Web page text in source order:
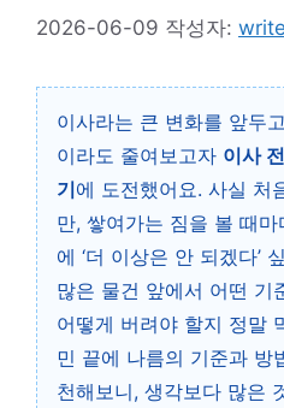
2026-06-09 작성자:
이사라는 큰 변화를 앞두
이라도 줄여보고자 이사
기에 도전했어요. 사실 처
만, 쌓여가는 짐을 볼 때
에 ‘더 이상은 안 되겠다’
많은 물건 앞에서 어떤 기
어떻게 버려야 할지 정말
민 끝에 나름의 기준과 방
천해보니, 생각보다 많은